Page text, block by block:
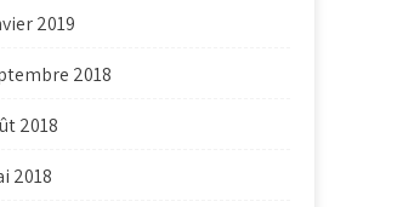
2019
2018
2018
2018